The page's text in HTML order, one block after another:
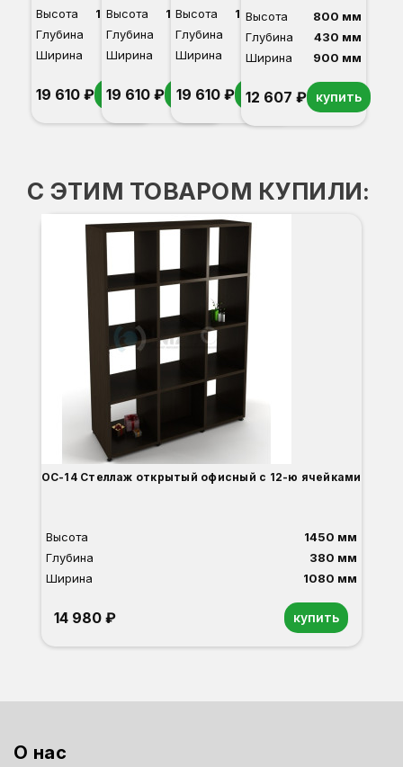
Высота
1600 мм
Глубина
430 мм
Ширина
900 мм
19 610 ₽ купить
Высота
1600 мм
Глубина
430 мм
Ширина
900 мм
19 610 ₽
Светлый бук
купить
Высота
1600 мм
Глубина
430 мм
Ширина
900 мм
19 610 ₽
Дуб сонома
купить
Высота
800 мм
Глубина
430 мм
Ширина
900 мм
12 607 ₽ купить
С ЭТИМ ТОВАРОМ КУПИЛИ:
ОС-14 Стеллаж открытый офисный с 12-ю ячейками
Высота
1450 мм
Глубина
380 мм
Ширина
1080 мм
14 980 ₽ купить
О нас